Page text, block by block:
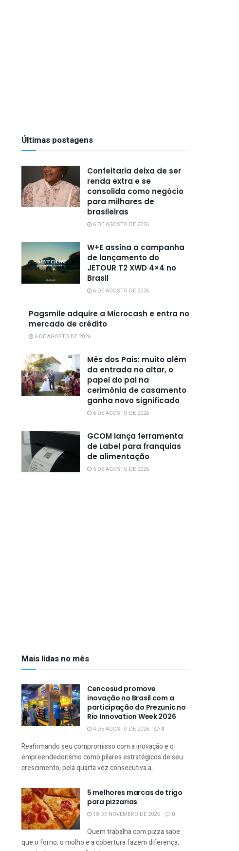
Últimas postagens
Confeitaria deixa de ser
renda extra e se
consolida como negócio
para milhares de
brasileiras
6 DE AGOSTO DE 2026
W+E assina a campanha
de lançamento do
JETOUR T2 XWD 4×4 no
Brasil
6 DE AGOSTO DE 2026
Pagsmile adquire a Microcash e entra no
mercado de crédito
6 DE AGOSTO DE 2026
Mês dos Pais: muito além
da entrada no altar, o
papel do pai na
cerimônia de casamento
ganha novo significado
6 DE AGOSTO DE 2026
GCOM lança ferramenta
de Label para franquias
de alimentação
5 DE AGOSTO DE 2026
Mais lidas no mês
Cencosud promove
inovação no Brasil com a
participação do Prezunic no
Rio Innovation Week 2026
4 DE AGOSTO DE 2026 0
Reafirmando seu compromisso com a inovação e o
empreendedorismo como pilares estratégicos de seu
crescimento, pela quarta vez consecutiva a...
5 melhores marcas de trigo
para pizzarias
18 DE NOVEMBRO DE 2025 0
Quem trabalha com pizza sabe
que o forno, o molho e a cobertura fazem diferença,